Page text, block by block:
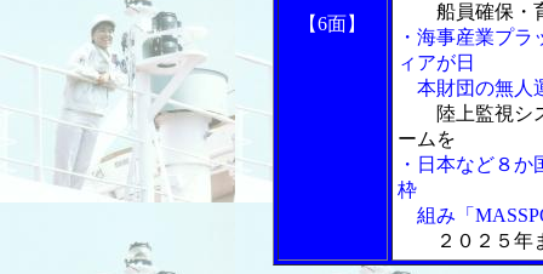
【6面】
船員確保・
・海事産業プ
ィアが日
本財団の無人
陸上監視シ
ームを
・日本など８
枠
組み「
２０２５年